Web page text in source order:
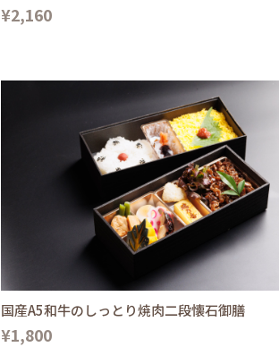
¥2,160
国産A5和牛のしっとり焼肉二段懐石御膳
¥1,800